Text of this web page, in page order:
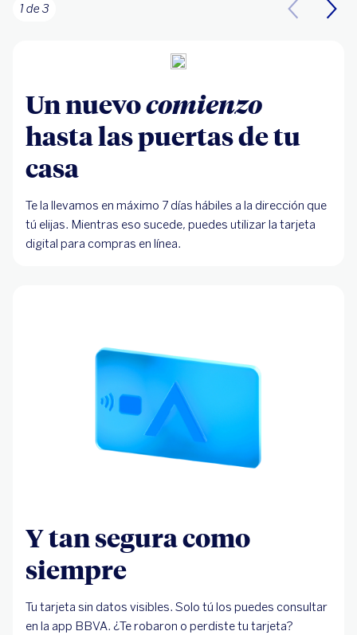
1 de 3
Un nuevocomienzo
hasta las puertas de tu
casa
Te la llevamos en máximo 7 días hábiles a la dirección que
tú elijas. Mientras eso sucede, puedes utilizar la tarjeta
digital para compras en línea.
Y tan segura como
siempre
Tu tarjeta sin datos visibles. Solo tú los puedes consultar
en la app BBVA. ¿Te robaron o perdiste tu tarjeta?